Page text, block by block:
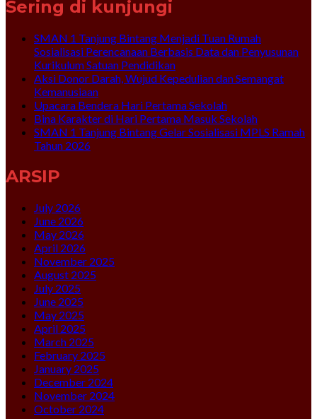
Sering di kunjungi
SMAN 1 Tanjung Bintang Menjadi Tuan Rumah
Sosialisasi Perencanaan Berbasis Data dan Penyusunan
Kurikulum Satuan Pendidikan
Aksi Donor Darah, Wujud Kepedulian dan Semangat
Kemanusiaan
Upacara Bendera Hari Pertama Sekolah
Bina Karakter di Hari Pertama Masuk Sekolah
SMAN 1 Tanjung Bintang Gelar Sosialisasi MPLS Ramah
Tahun 2026
ARSIP
July 2026
June 2026
May 2026
April 2026
November 2025
August 2025
July 2025
June 2025
May 2025
April 2025
March 2025
February 2025
January 2025
December 2024
November 2024
October 2024